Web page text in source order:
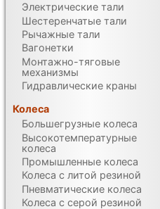
Электрические тали
Шестеренчатые тали
Рычажные тали
Вагонетки
Монтажно-тяговые
механизмы
Гидравлические краны
Колеса
Большегрузные колеса
Высокотемпературные
колеса
Промышленные колеса
Колеса с литой резиной
Пневматические колеса
Колеса с серой резиной